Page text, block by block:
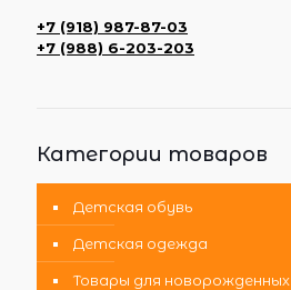
+7 (918) 987-87-03
+7 (988) 6-203-203
Категории товаров
Детская обувь
Детская одежда
Товары для новорожденных